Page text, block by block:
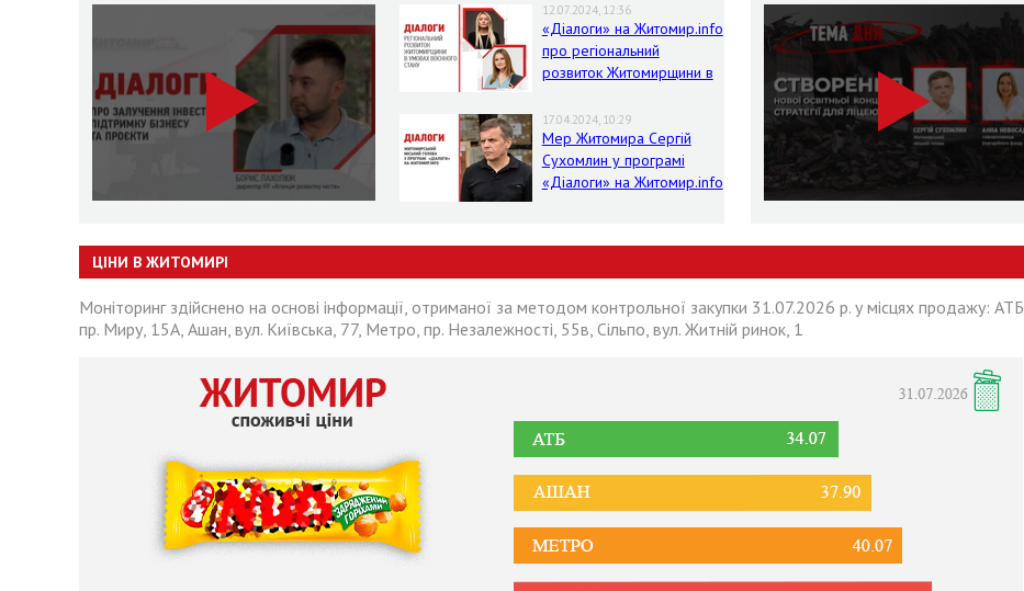
12.07.2024, 12:36
«Діалоги» на Житомир.info
про регіональний
розвиток Житомирщини в
17.04.2024, 10:29
Мер Житомира Сергій
Сухомлин у програмі
«Діалоги» на Житомир.info
ЦІНИ В ЖИТОМИРІ
Моніторинг здійснено на основі інформації, отриманої за методом контрольної закупки 31.07.2026 р. у місцях продажу: АТБ,
пр. Миру, 15А, Ашан, вул. Київська, 77, Метро, пр. Незалежності, 55в, Сільпо, вул. Житній ринок, 1